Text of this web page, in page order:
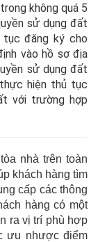
không quá 5
sử dụng đất
đăng ký cho
vào hồ sơ địa
sử dụng đất
hiện thủ tục
với trường hợp
nhà trên toàn
khách hàng tìm
cấp các thông
hàng có một
ra vị trí phù hợp
ưu nhược điểm